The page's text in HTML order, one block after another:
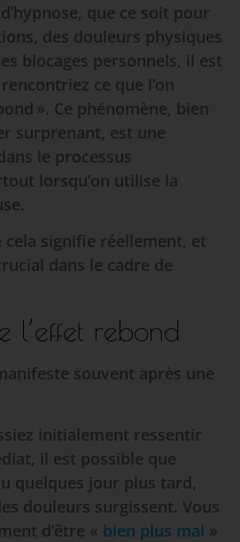
que ce soit pour
des douleurs physiques
blocages personnels, il est
ce que l’on
». Ce phénomène, bien
surprenant, est une
le processus
lorsqu’on utilise la
cela signifie réellement, et
dans le cadre de
l’effet rebond
souvent après une
initialement ressentir
il est possible que
quelques jour plus tard,
douleurs surgissent. Vous
d’être « bien plus mal »